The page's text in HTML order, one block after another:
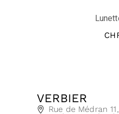
VERBIER
Rue de Médran